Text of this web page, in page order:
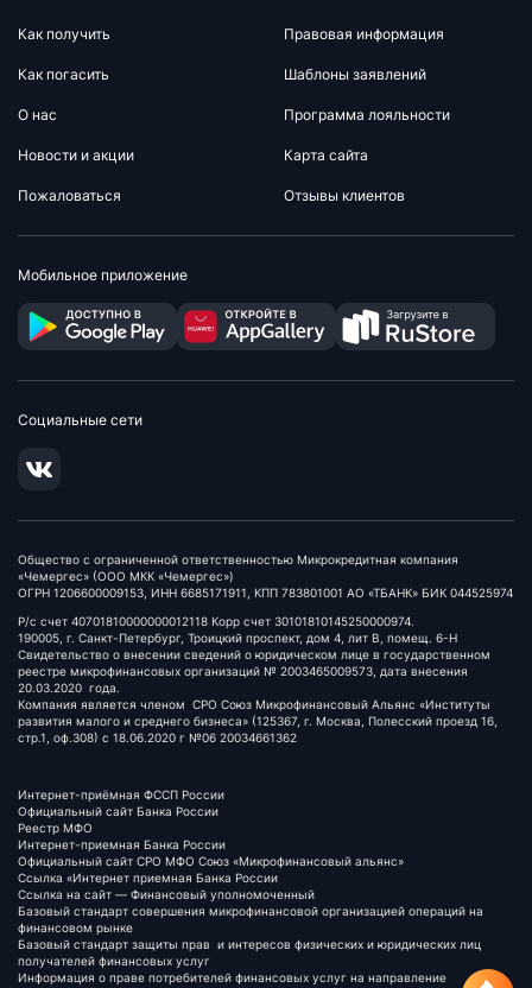
Как получить
Как погасить
О нас
Новости и акции
Пожаловаться
Правовая информация
Шаблоны заявлений
Программа лояльности
Карта сайта
Отзывы клиентов
Социальные сети
Мобильное приложение
Общество с ограниченной ответственностью Микрокредитная компания
«Чемергес» (ООО МКК «Чемергес»)
ОГРН 1206600009153, ИНН 6685171911, КПП 783801001 АО «ТБАНК» БИК 044525974
Р/с счет 40701810000000012118 Корр счет 30101810145250000974.
190005, г. Санкт-Петербург, Троицкий проспект, дом 4, лит В, помещ. 6-Н
Свидетельство о внесении сведений о юридическом лице в государственном
реестре микрофинансовых организаций № 2003465009573, дата внесения
20.03.2020 года.
Компания является членом СРО Союз Микрофинансовый Альянс «Институты
развития малого и среднего бизнеса» (125367, г. Москва, Полесский проезд 16,
стр.1, оф.308) c 18.06.2020 г №06 20034661362
Интернет-приёмная ФССП России
Официальный сайт Банка России
Реестр МФО
Интернет-приемная Банка России
Официальный сайт СРО МФО Союз «Микрофинансовый альянс»
Ссылка «Интернет приемная Банка России
Ссылка на сайт — Финансовый уполномоченный
Базовый стандарт совершения микрофинансовой организацией операций на
финансовом рынке
Базовый стандарт защиты прав и интересов физических и юридических лиц
получателей финансовых услуг
Информация о праве потребителей финансовых услуг на направление